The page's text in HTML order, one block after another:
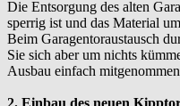
Die Entsorgung des alten
sperrig ist und das Material
Beim Garagentoraustausch
Sie sich aber um nichts
Ausbau einfach
2. Einbau des neuen